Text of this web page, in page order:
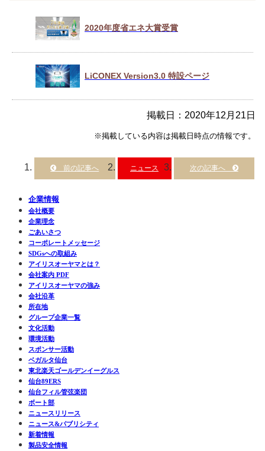
2020年度省エネ大賞受賞
LiCONEX Version3.0 特設ページ
掲載日：2020年12月21日
※掲載している内容は掲載日時点の情報です。
ニュース
企業情報
会社概要
企業理念
ごあいさつ
コーポレートメッセージ
SDGsへの取組み
アイリスオーヤマとは？
会社案内 PDF
アイリスオーヤマの強み
会社沿革
所在地
グループ企業一覧
文化活動
環境活動
スポンサー活動
ベガルタ仙台
東北楽天ゴールデンイーグルス
仙台89ERS
仙台フィル管弦楽団
ボート部
ニュースリリース
ニュース&パブリシティ
新着情報
製品安全情報